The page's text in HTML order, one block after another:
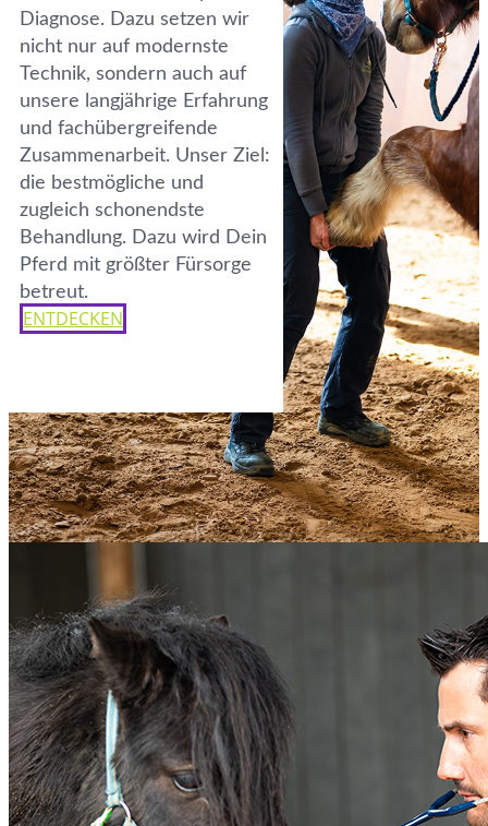
Diagnose. Dazu setzen wir
nicht nur auf modernste
Technik, sondern auch auf
unsere langjährige Erfahrung
und fachübergreifende
Zusammenarbeit. Unser Ziel:
die bestmögliche und
zugleich schonendste
Behandlung. Dazu wird Dein
Pferd mit größter Fürsorge
betreut.
ENTDECKEN